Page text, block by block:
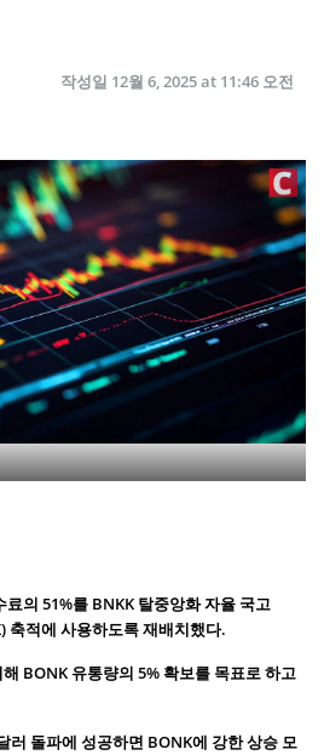
작성일 12월 6, 2025 at 11:46 오전
의 51%를 BNKK 탈중앙화 자율 국고
축적에 사용하도록 재배치했다.
BONK 유통량의 5% 확보를 목표로 하고
러 돌파에 성공하면 BONK에 강한 상승 모